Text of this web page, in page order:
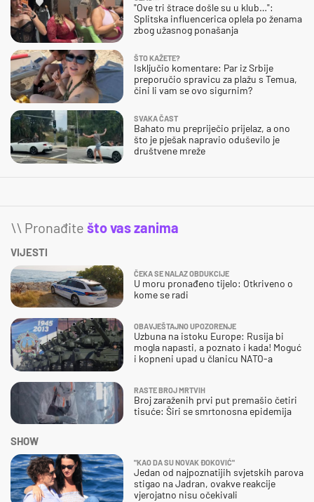
"Ove tri štrace došle su u klub…":
Splitska influencerica oplela po ženama
zbog užasnog ponašanja
ŠTO KAŽETE?
Isključio komentare: Par iz Srbije
preporučio spravicu za plažu s Temua,
čini li vam se ovo sigurnim?
SVAKA ČAST
Bahato mu prepriječio prijelaz, a ono
što je pješak napravio oduševilo je
društvene mreže
\\ Pronađite što vas zanima
VIJESTI
ČEKA SE NALAZ OBDUKCIJE
U moru pronađeno tijelo: Otkriveno o
kome se radi
OBAVJEŠTAJNO UPOZORENJE
Uzbuna na istoku Europe: Rusija bi
mogla napasti, a poznato i kada! Moguć
i kopneni upad u članicu NATO-a
RASTE BROJ MRTVIH
Broj zaraženih prvi put premašio četiri
tisuće: Širi se smrtonosna epidemija
SHOW
"KAO DA SU NOVAK ĐOKOVIĆ"
Jedan od najpoznatijih svjetskih parova
stigao na Jadran, ovakve reakcije
vjerojatno nisu očekivali